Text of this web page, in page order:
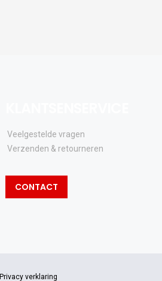
Veelgestelde vragen
Verzenden & retourneren
CONTACT
Privacy verklaring